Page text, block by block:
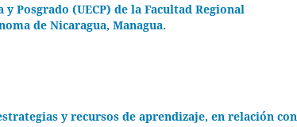
Posgrado (UECP) de la Facultad Regional
de Nicaragua, Managua.
y recursos de aprendizaje, en relación